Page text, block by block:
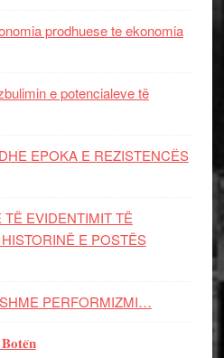
prodhuese te ekonomia
e potencialeve të
EPOKA E REZISTENCЁS
TË EVIDENTIMIT TË
E POSTËS
PERFORMIZMI…